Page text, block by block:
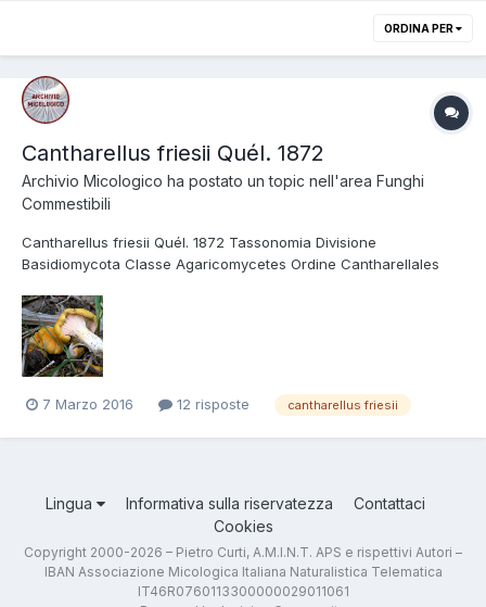
ORDINA PER
Cantharellus friesii Quél. 1872
Archivio Micologico ha postato un topic nell'area Funghi
Commestibili
Cantharellus friesii Quél. 1872 Tassonomia Divisione
Basidiomycota Classe Agaricomycetes Ordine Cantharellales
Cantharellus cibarius, si differenzia per le dimensioni più
piccole, il cappello arancio brillante e il colore ros...
7 Marzo 2016 12 risposte cantharellus friesii
Lingua Informativa sulla riservatezza
Contattaci
Cookies
Copyright 2000-2026 – Pietro Curti, A.M.I.N.T. APS e rispettivi Autori –
IBAN Associazione Micologica Italiana Naturalistica Telematica
IT46R0760113300000029011061